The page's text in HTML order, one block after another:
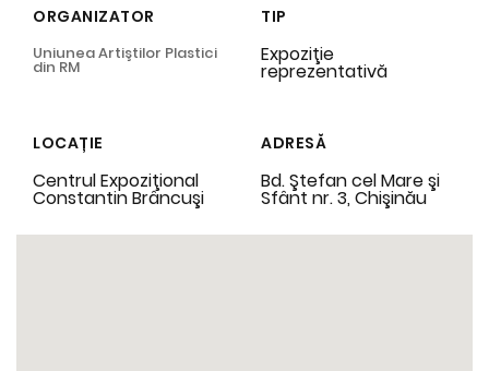
ORGANIZATOR
Uniunea Artiştilor Plastici
din RM
TIP
Expoziţie
reprezentativă
LOCAȚIE
Centrul Expoziţional
Constantin Brâncuşi
ADRESĂ
Bd. Ştefan cel Mare şi
Sfânt nr. 3, Chişinău